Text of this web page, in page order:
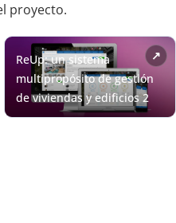
proyecto.